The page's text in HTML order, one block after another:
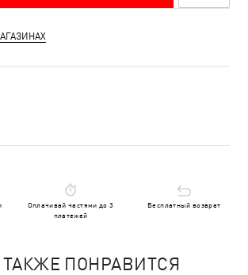
Оплачивай частями до 3
платежей
Бесплатный возврат
ПОНРАВИТСЯ